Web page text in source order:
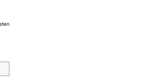
nicht verfügbar.)
Option ist zurzeit nicht verfügbar.)